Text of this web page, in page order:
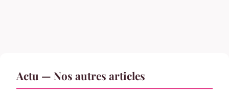
Actu — Nos autres articles